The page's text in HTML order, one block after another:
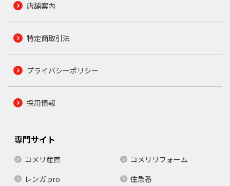
店舗案内
特定商取引法
プライバシーポリシー
採用情報
専門サイト
コメリ産直
コメリリフォーム
レンガ.pro
住急番